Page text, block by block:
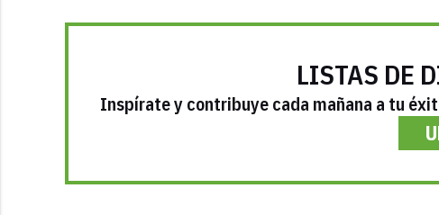
LISTAS DE
Inspírate y contribuye cada mañana a tu